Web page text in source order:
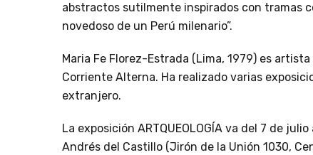
abstractos sutilmente inspirados con tramas
novedoso de un Perú milenario”.
Maria Fe Florez-Estrada (Lima, 1979) es
Corriente Alterna. Ha realizado varias
extranjero.
La exposición ARTQUEOLOGÍA va del 7 de
Andrés del Castillo (Jirón de la Unión 1030,